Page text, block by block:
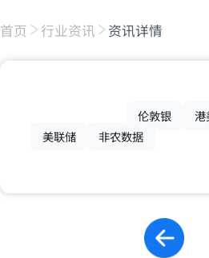
首页 行业资讯 资讯详情
伦敦银 港
美联储
非农数据